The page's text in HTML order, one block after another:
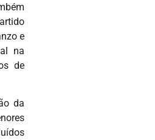
e
na
de
da